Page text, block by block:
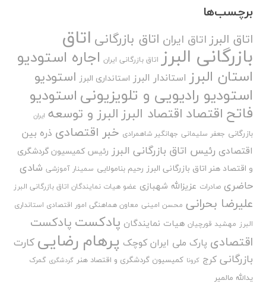
برچسب‌ها
اتاق البرز اتاق ایران اتاق بازرگانی اتاق
بازرگانی البرز اتاق بازرگانی ایران اجاره استودیو
استان البرز استاندار البرز استانداری البرز استودیو
استودیو رادیویی و تلویزیونیاستودیو
فاتح اقتصاد اقتصاد البرزالبرز و توسعه ایران
بازرگانی جعفر سلیمانی جهانگیر شاهمرادی خبر اقتصادی ذره بین
اقتصادی رئیس اتاق بازرگانی البرز رئیس کمیسیون گردشگری
و اقتصاد هنر اتاق بازرگانی البرز رحیم بنامولایی سمینار آموزشی شادی
حاضری صادرات عزیزالله شهبازی عضو هیات نمایندگان اتاق بازرگانی البرز
علیرضا بحرانی محسن امینی معاون هماهنگی امور اقتصادی استانداری
البرز مهشید قورچیان هیات نمایندگان پادکست پادکست
اقتصادی پارک ملی ایران کوچک پرهام رضایی کارت
بازرگانی کرج کرونا کمیسیون گردشگری و اقتصاد هنر گردشگری گمرک
یدالله مالمیر